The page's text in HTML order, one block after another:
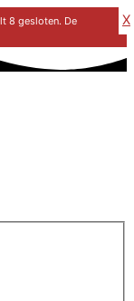
8 gesloten. De
X